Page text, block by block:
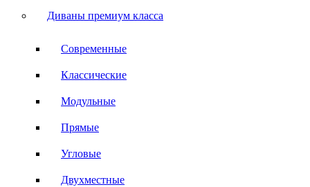
Диваны премиум класса
Современные
Классические
Модульные
Прямые
Угловые
Двухместные